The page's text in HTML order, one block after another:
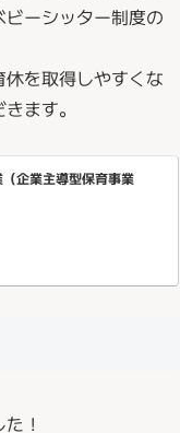
ーシッター制度の
を取得しやすくな
ます。
企業主導型保育事業
！